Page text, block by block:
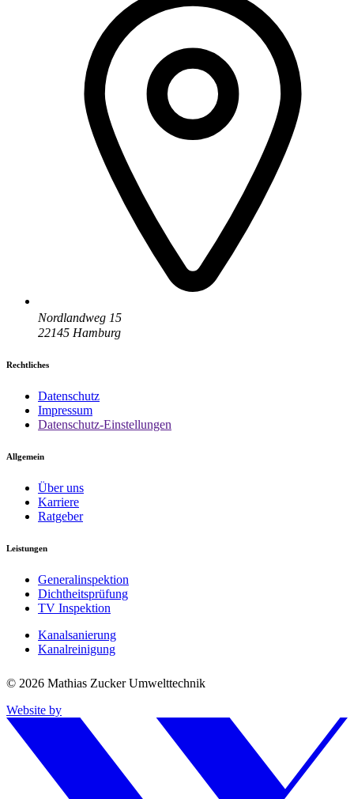
Nordlandweg 15
22145 Hamburg
Rechtliches
Datenschutz
Impressum
Datenschutz-Einstellungen
Allgemein
Über uns
Karriere
Ratgeber
Leistungen
Generalinspektion
Dichtheitsprüfung
TV Inspektion
Kanalsanierung
Kanalreinigung
© 2026 Mathias Zucker Umwelttechnik
Website by